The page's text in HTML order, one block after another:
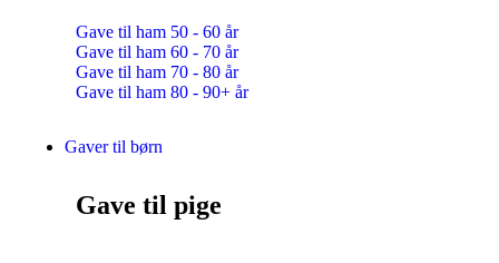
Gave til ham 50 - 60 år
Gave til ham 60 - 70 år
Gave til ham 70 - 80 år
Gave til ham 80 - 90+ år
Gaver til børn
Gave til pige